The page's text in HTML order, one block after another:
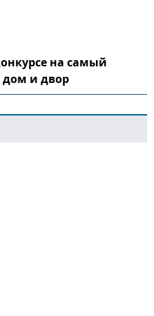
на самый
и двор